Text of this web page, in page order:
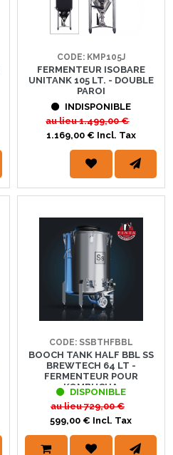
CODE: KMP105J
FERMENTEUR ISOBARE
UNITANK 105 LT. - DOUBLE
PAROI
INDISPONIBLE
au lieu1.499,00 €
1.169,00 € Incl. Tax
CODE: SSBTHFBBL
BOOCH TANK HALF BBL SS
BREWTECH 64 LT -
FERMENTEUR POUR
KOMBUCHA
DISPONIBLE
au lieu729,00 €
599,00 € Incl. Tax